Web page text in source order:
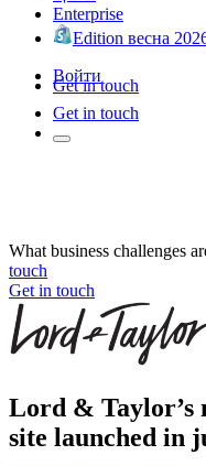
Enterprise
Edition весна
Войти
Get in touch
Get in touch
What business challenges
touch
Get in touch
Lord & Taylor’s
site launched in